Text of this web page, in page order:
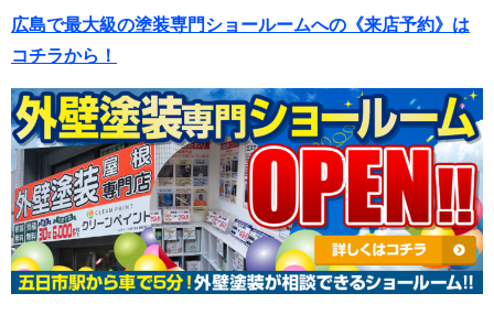
広島で最大級の塗装専門ショールームへの《来店予約》は
コチラから！